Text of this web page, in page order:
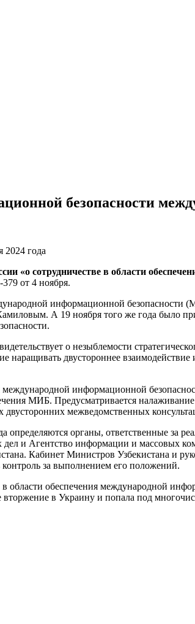
безопасности
«о сотрудничестве в области
от 4 ноября.
информационной
А 19 ноября того же года было
о незыблемости
наращивать двустороннее
информационной
МИБ. Предусматривается
межведомственных
определяются органы, ответственные
дел и Агентство информации и массовых
Кабинет Министров Узбекистана и
за выполнением его положений.
области обеспечения международной
вторжение в Украину и попала под